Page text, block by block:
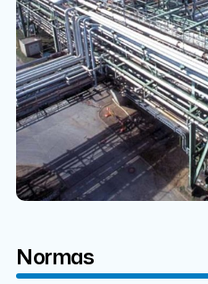
Normas